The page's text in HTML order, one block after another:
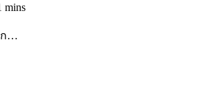
mins
ก…